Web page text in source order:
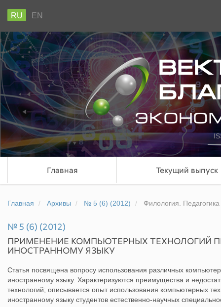
RU EN
Главная Текущий выпуск
Главная Архивы № 5 (6) (2012) Филология. Педагогика
№ 5 (6) (2012)
ПРИМЕНЕНИЕ КОМПЬЮТЕРНЫХ ТЕХНОЛОГИЙ
ИНОСТРАННОМУ ЯЗЫКУ
Статья посвящена вопросу использования различных
иностранному языку. Характеризуются преимущества и
технологий; описывается опыт использования компьютерных
иностранному языку студентов естественно-научных